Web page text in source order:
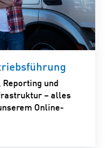
und
– alles
Online-